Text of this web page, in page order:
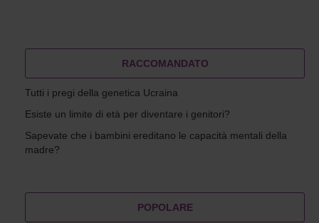
RACCOMANDATO
Tutti i pregi della genetica Ucraina
Esiste un limite di età per diventare i genitori?
Sapevate che i bambini ereditano le capacità mentali della
madre?
POPOLARE